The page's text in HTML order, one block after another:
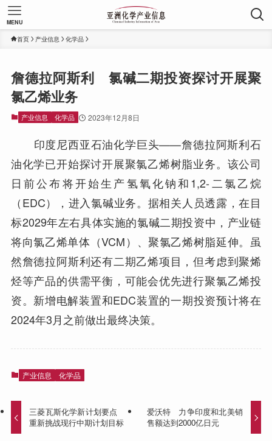
MENU
首页 产业信息 化学品
詹德拉阿斯利 氯碱二期投资探讨开展聚
氯乙烯业务
产业信息 化学品 2023年12月8日
印度尼西亚石油化学巨头——詹德拉阿斯利石
油化学已开始探讨开展聚氯乙烯树脂业务。该公司
日前公布将开始生产氢氧化钠和1,2-二氯乙烷
（EDC），进入氯碱业务。据相关人员透露，在目
标2029年左右具体实施的氯碱二期投资中，产业链
将向氯乙烯单体（VCM）、聚氯乙烯树脂延伸。虽
然詹德拉阿斯利还有二期乙烯项目，但考虑到聚烯
烃等产品的供需平衡，可能会优先进行聚氯乙烯投
资。新增电解装置和EDC装置的一期投资预计将在
2024年3月之前做出最终决策。
产业信息 化学品
三菱瓦斯化学新计划要点
重新挑战现行中期计划目标
爱沃特 力争印度和北美销
售额达到2000亿日元